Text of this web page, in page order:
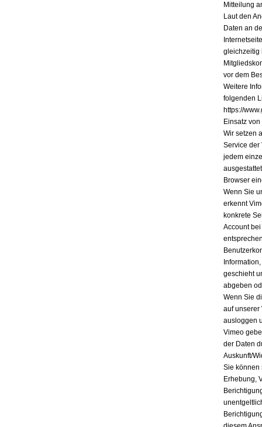
Mitteilung
Laut den
Daten an
gleichzeitig
vor dem
Weitere
folgenden
https://
Einsatz
Wir setzen
Service der
jedem
Browser
Wenn Sie
erkennt
konkrete
Account
geschieht
abgeben
Wenn Sie
auf unserer
ausloggen
Vimeo
der Daten
Auskunft/
Sie können
Erhebung,